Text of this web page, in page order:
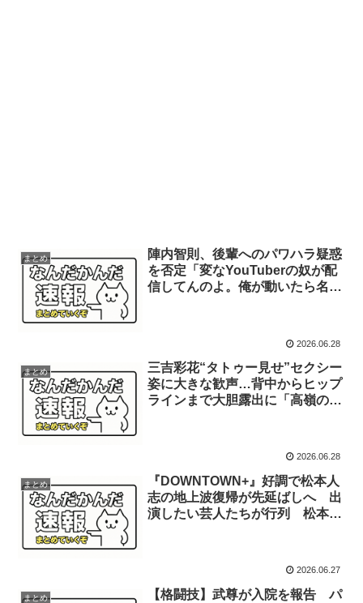
まとめ
陣内智則、後輩へのパワハラ疑惑
を否定「変なYouTuberの奴が配
信してんのよ。俺が動いたら名誉
2026.06.28
まとめ
三吉彩花“タトゥー見せ”セクシー
姿に大きな歓声…背中からヒップ
ラインまで大胆露出に「高嶺の花
2026.06.28
まとめ
『DOWNTOWN+』好調で松本人
志の地上波復帰が先延ばしへ 出
演したい芸人たちが行列 松本
2026.06.27
まとめ 【格闘技】武尊が入院を報告 パ